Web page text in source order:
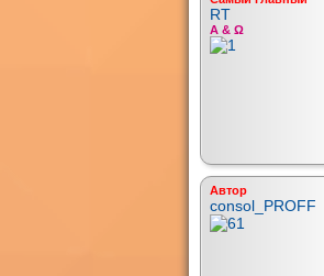
RT
Α & Ω
Автор
consol_PROFF